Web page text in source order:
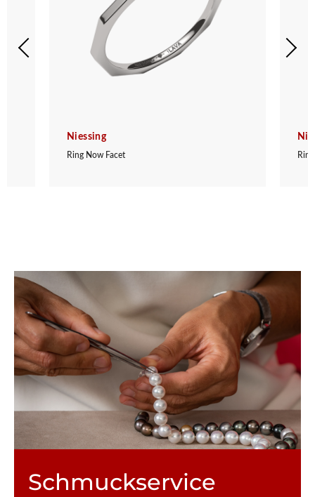
Niessing
Ring Now Facet
Schmuck­service